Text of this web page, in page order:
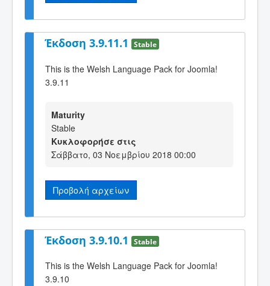
Έκδοση 3.9.11.1 Stable
This is the Welsh Language Pack for Joomla!
3.9.11
Maturity
Stable
Κυκλοφορήσε στις
Σάββατο, 03 Νοεμβρίου 2018 00:00
Προβολή αρχείων
Έκδοση 3.9.10.1 Stable
This is the Welsh Language Pack for Joomla!
3.9.10